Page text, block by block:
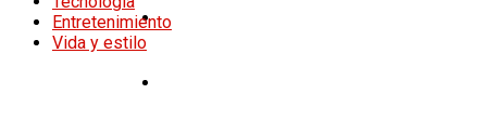
Tecnología
Entretenimiento
Vida y estilo